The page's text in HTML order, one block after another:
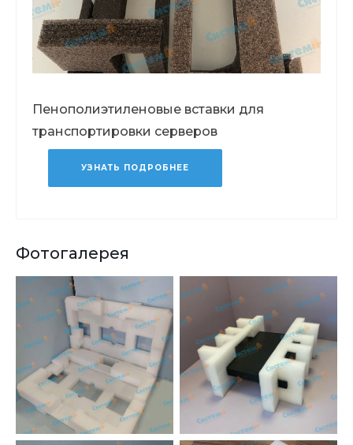
Пенополиэтиленовые вставки для
транспортировки серверов
УЗНАТЬ ПОДРОБНЕЕ
Фотогалерея